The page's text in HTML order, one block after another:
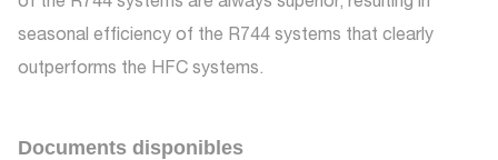
seasonal efficiency of the R744 systems that clearly
outperforms the HFC systems.
Documents disponibles